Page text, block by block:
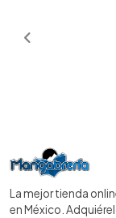
La mejor tienda
en México.